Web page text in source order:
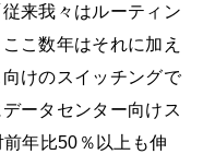
来我々はルーティン
こ数年はそれに加え
けのスイッチングで
ータセンター向けス
年比50％以上も伸